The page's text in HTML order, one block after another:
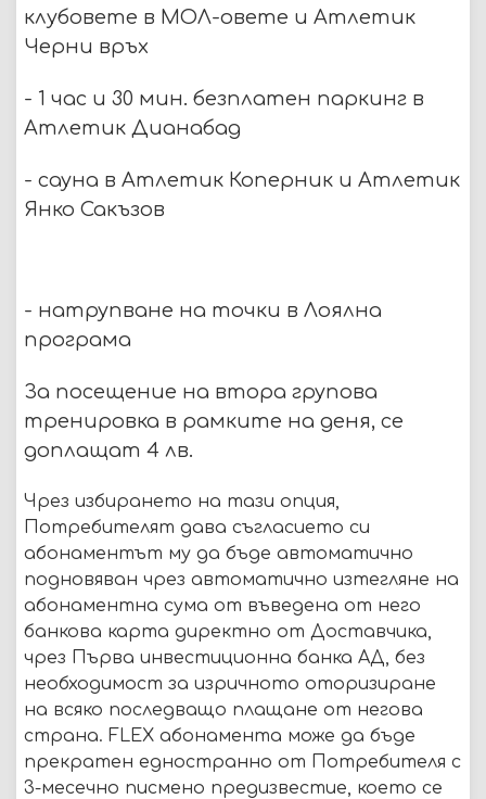
клубовете в МОЛ-овете и Атлетик
Черни връх
- 1 час и 30 мин. безплатен паркинг в
Атлетик Дианабад
- сауна в Атлетик Коперник и Атлетик
Янко Сакъзов
- натрупване на точки в Лоялна
програма
За посещение на втора групова
тренировка в рамките на деня, се
доплащат 4 лв.
Чрез избирането на тази опция,
Потребителят дава съгласието си
абонаментът му да бъде автоматично
подновяван чрез автоматично изтегляне на
абонаментна сума от въведена от него
банкова карта директно от Доставчика,
чрез Първа инвестиционна банка АД, без
необходимост за изричното оторизиране
на всяко последващо плащане от негова
страна. FLEX абонаментa може да бъде
прекратен едностранно от Потребителя с
3-месечно писмено предизвестие, което се